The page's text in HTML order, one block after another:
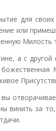
для
или
Милость
а с
винить за